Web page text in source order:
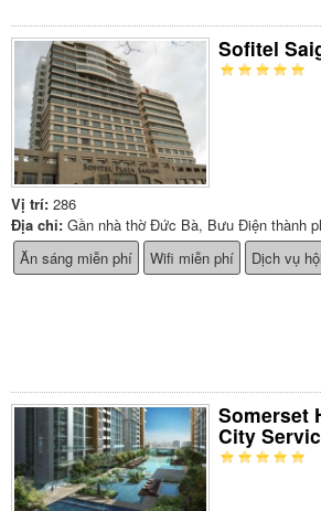
Sofitel
Vị trí: 286
Địa chỉ: Gần nhà thờ Đức Bà, Bưu Điện thành
Ăn sáng miễn phí
Wifi miễn phí Dịch vụ
Somerset
City